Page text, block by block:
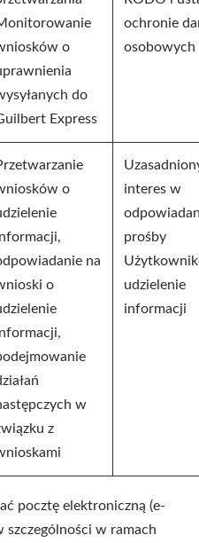
o
do
Express
ochronie
osobowych
o
na
o
w
z
interes w
prośby
udzielenie
informacji
pocztę elektroniczną (e-
szczególności w ramach